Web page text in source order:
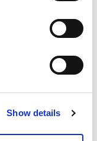
Show details